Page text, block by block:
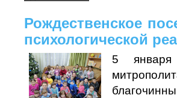
Рождественское
психологической
5